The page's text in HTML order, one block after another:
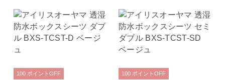
100 ポイント OFF 100 ポイント OFF